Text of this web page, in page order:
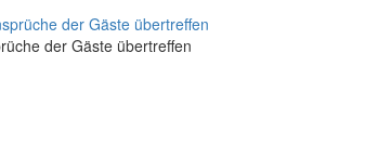
der Gäste übertreffen